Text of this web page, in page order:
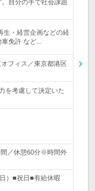
自分の手で社会課題
・経営企画などの経
免許 など...
フィス／東京都港区
を考慮して決定いた
／休憩60分※時間外
）■祝日■有給休暇